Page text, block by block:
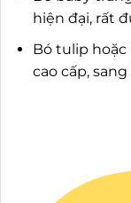
hiện đại, rất
Bó tulip hoặc
cao cấp,